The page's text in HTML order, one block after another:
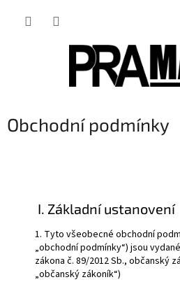
Obchodní podmínky
I. Základní ustanovení
1. Tyto všeobecné obchodní
„obchodní podmínky“) jsou
zákona č. 89/2012 Sb., občanský
„občanský zákoník“)